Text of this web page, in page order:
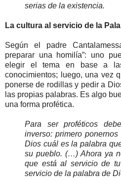
serias de la existencia.
La cultura al servicio de la
Según el padre
preparar una homilía”: uno
elegir el tema en base a
conocimientos; luego, una vez
ponerse de rodillas y pedir a
las propias palabras. Es algo
una forma profética.
Para ser proféticos
inverso: primero
Dios cuál es la palabra
su pueblo. (…) Ahora ya
que está al servicio de
servicio de la palabra de